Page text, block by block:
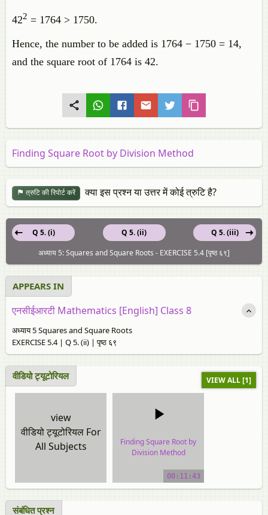
422 = 1764 > 1750.
Hence, the number to be added is 1764 − 1750 = 14,
and the square root of 1764 is 42.
Finding Square Root by Division Method
त्रुटि की रिपोर्ट करें क्या इस प्रश्न या उत्तर में कोई त्रुटि है?
Q 5. (ii)
Q 5. (i)
Q 5. (iii)
अध्याय 5: Squares and Square Roots - EXERCISE 5.4 [पृष्ठ ६९]
APPEARS IN
एनसीईआरटी Mathematics [English] Class 8
अध्याय 5 Squares and Square Roots
EXERCISE 5.4 | Q 5. (ii) | पृष्ठ ६९
वीडियो ट्यूटोरियल VIEW ALL [1]
view
वीडियो ट्यूटोरियल For
All Subjects
Finding Square Root by
Division Method
video tutorial00:11:43
संबंधित प्रश्न